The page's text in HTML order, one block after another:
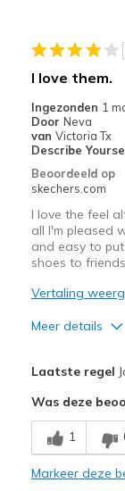
Travel
Width
Sizing
View On Shoes
I love them.
Ingezonden 1
Door Neva
van Victoria Tx
Describe
Beoordeeld op
skechers.com
I love the feel
all I'm pleased
and easy to
shoes to
Vertaling
Meer details
Minpunten
Not crazy about
Laatste regel
Was deze
1
Markeer deze